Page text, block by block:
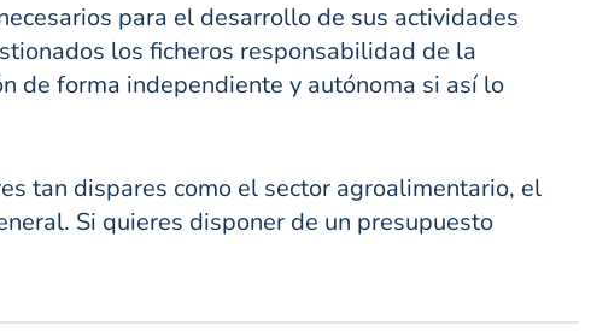
para el desarrollo de sus actividades
los ficheros responsabilidad de la
de forma independiente y autónoma si así lo
tan dispares como el sector agroalimentario, el
Si quieres disponer de un presupuesto